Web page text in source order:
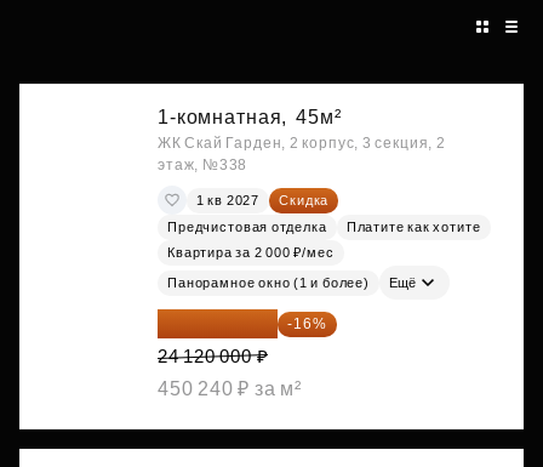
1-комнатная, 45м²
ЖК Скай Гарден, 2 корпус, 3 секция, 2
этаж, №338
1 кв 2027
Скидка
Предчистовая отделка
Платите как хотите
Квартира за 2 000 ₽/мес
Панорамное окно (1 и более) Ещё
20 260 800 ₽ -16%
24 120 000 ₽
450 240 ₽ за м²